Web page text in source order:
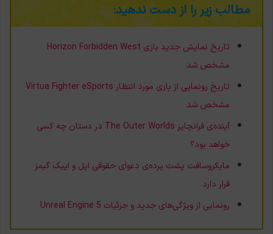
مطالب زیر را از دست ندهید:
تاریخ نمایش جدید بازی Horizon Forbidden West
مشخص شد
تاریخ رونمایی از بازی مورد انتظار Virtua Fighter eSports
مشخص شد
آینده‌ی فرانچایز The Outer Worlds در دستان چه کسی
خواهد بود؟
مایکروسافت پشت پرده‌ی دعوای حقوقی اپل و اپیک گیمز
قرار دارد
رونمایی از ویژگی‌های جدید و جزئیات Unreal Engine 5